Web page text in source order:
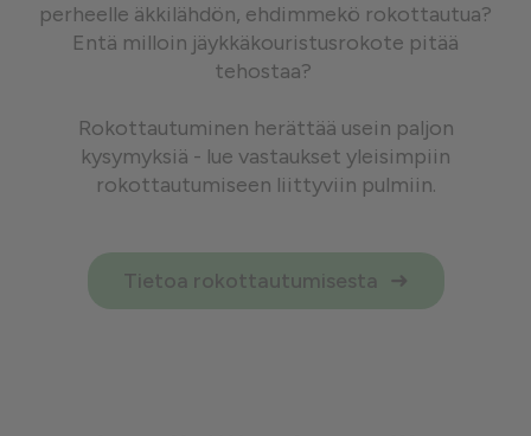
perheelle äkkilähdön, ehdimmekö rokottautua?
Entä milloin jäykkäkouristusrokote pitää
tehostaa?
Rokottautuminen herättää usein paljon
kysymyksiä - lue vastaukset yleisimpiin
rokottautumiseen liittyviin pulmiin.
Tietoa rokottautumisesta